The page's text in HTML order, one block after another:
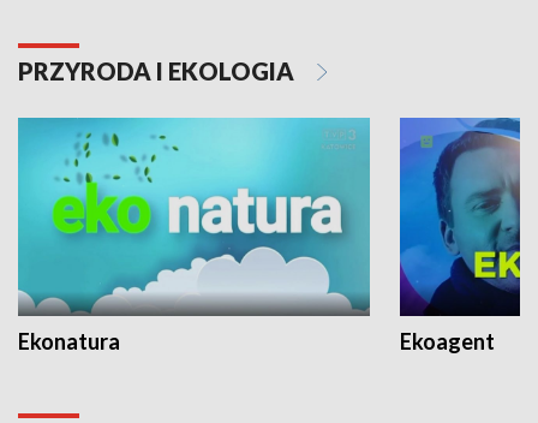
PRZYRODA I EKOLOGIA
Ekonatura Ekoagent